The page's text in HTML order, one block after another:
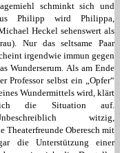
schminkt sich und
Philipp wird Philippa,
Heckel sehenswert als
Nur das seltsame Paar
irgendwie immun gegen
Wunderserum. Als am Ende
Professor selbst ein „Opfer“
Wundermittels wird, klärt
die Situation auf.
witzig,
Theaterfreunde Oberesch mit
die Unterstützung einer